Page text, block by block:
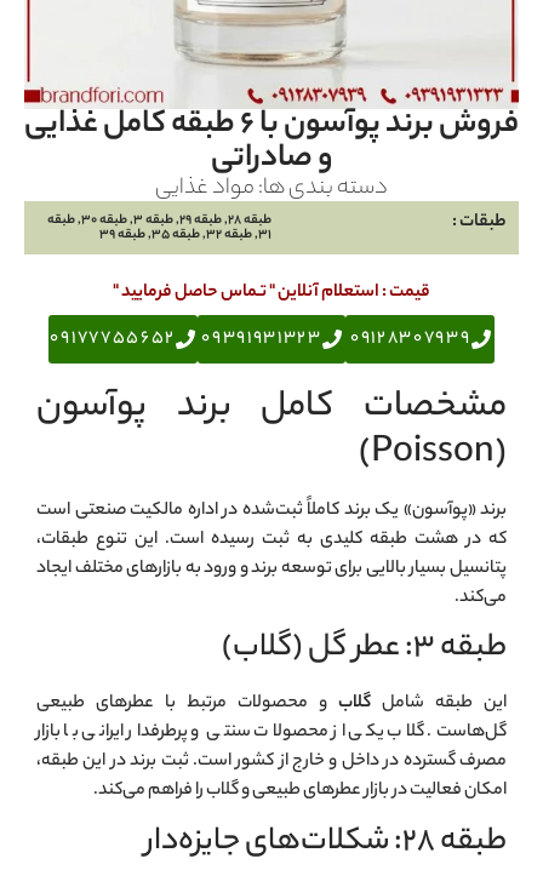
فروش برند پوآسون با ۶ طبقه کامل غذایی
و صادراتی
دسته بندی ها:مواد غذایی
طبقات : طبقه 28, طبقه 29, طبقه 3, طبقه 30, طبقه
31, طبقه 32, طبقه 35, طبقه 39
قیمت : استعلام آنلاین " تـماس حاصل فرمایید "
09128307939
09391931323
09177755652
مشخصات کامل برند پوآسون
(Poisson)
برند «پوآسون» یک برند کاملاً ثبت‌شده در اداره مالکیت صنعتی است
که در هشت طبقه کلیدی به ثبت رسیده است. این تنوع طبقات،
پتانسیل بسیار بالایی برای توسعه برند و ورود به بازارهای مختلف ایجاد
می‌کند.
طبقه ۳: عطر گل (گلاب)
این طبقه شامل گلاب و محصولات مرتبط با عطرهای طبیعی
گل‌هاست. گلاب یکی از محصولات سنتی و پرطرفدار ایرانی با بازار
مصرف گسترده در داخل و خارج از کشور است. ثبت برند در این طبقه،
امکان فعالیت در بازار عطرهای طبیعی و گلاب را فراهم می‌کند.
طبقه ۲۸: شکلات‌های جایزه‌دار